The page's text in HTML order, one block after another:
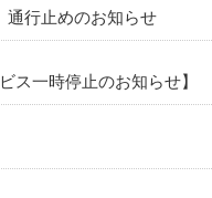
通行止めのお知らせ
ス一時停止のお知らせ】